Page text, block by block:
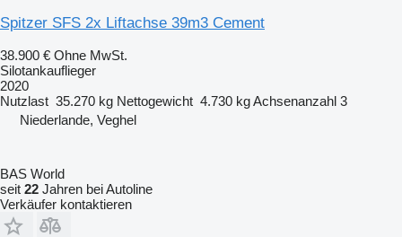
Spitzer SFS 2x Liftachse 39m3 Cement
38.900 € Ohne MwSt.
Silotankauflieger
2020
Nutzlast 35.270 kg Nettogewicht 4.730 kgAchsenanzahl 3
Niederlande, Veghel
BAS World
seit 22 Jahren bei Autoline
Verkäufer kontaktieren